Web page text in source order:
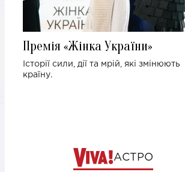
Премія «Жінка України»
Історії сили, дії та мрій, які змінюють
країну.
АСТРО